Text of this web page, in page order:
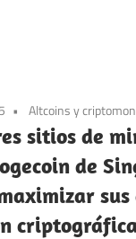
Altcoins y
sitios de
de
sus